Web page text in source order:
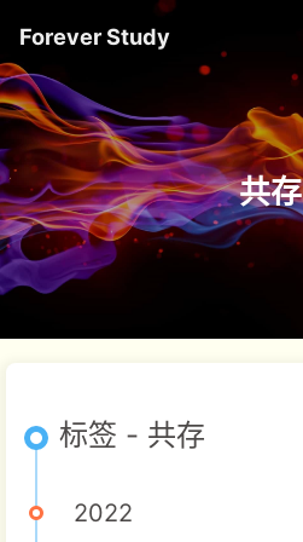
Forever Study
共存
标签 - 共存
2022